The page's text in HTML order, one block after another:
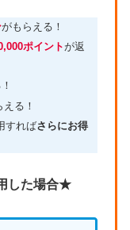
がもらえる！
ポイントが返
える！
すればさらにお得
した場合★